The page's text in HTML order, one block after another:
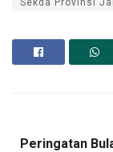
Peringatan